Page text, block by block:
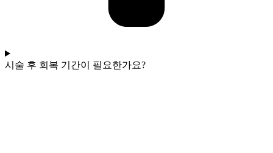
시술 후 회복 기간이 필요한가요?